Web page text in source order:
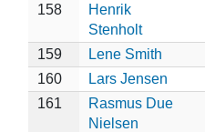
158
Henrik
Stenholt
159 Lene Smith
160
Lars Jensen
161
Rasmus Due
Nielsen